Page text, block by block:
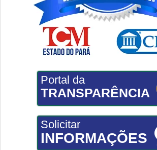
Portal da
TRANSPARÊNCIA
Solicitar
INFORMAÇÕES